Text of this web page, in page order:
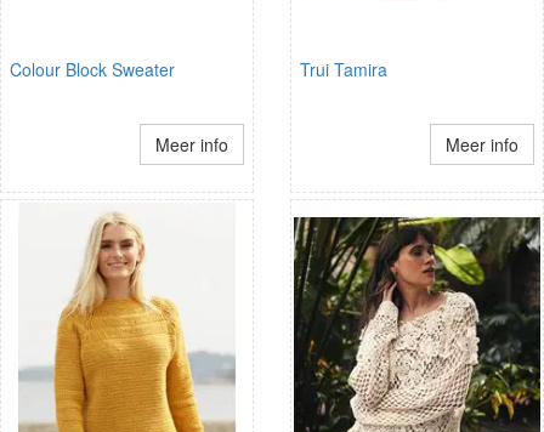
Colour Block Sweater
Meer info
Trui Tamira
Meer info